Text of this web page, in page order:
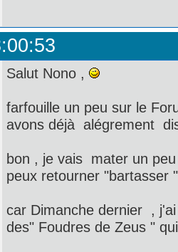
Salut Nono ,
farfouille un peu sur le
avons déjà alégrement
bon , je vais mater un
peux retourner
car Dimanche dernier ,
des" Foudres de Zeus "